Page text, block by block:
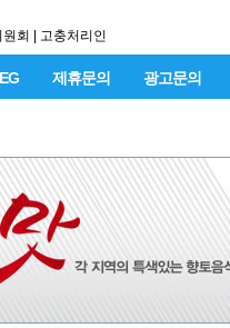
회 고충처리인
제휴문의 광고문의